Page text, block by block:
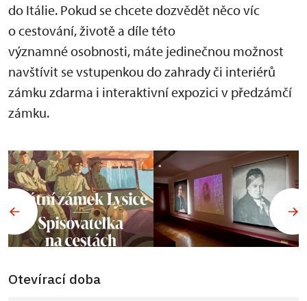
do Itálie. Pokud se chcete dozvědět něco víc
o cestování, životě a díle této
významné osobnosti, máte jedinečnou možnost
navštívit se vstupenkou do zahrady či interiérů
zámku zdarma i interaktivní expozici v předzámčí
zámku.
Otevírací doba